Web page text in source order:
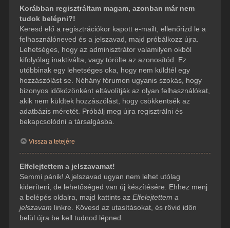
Korábban regisztráltam magam, azonban már nem
tudok belépni?!
Keresd elő a regisztrációkor kapott e-mailt, ellenőrizd le a
felhasználóneved és a jelszavad, majd próbálkozz újra.
Lehetséges, hogy az adminisztrátor valamilyen okból
kifolyólag inaktiválta, vagy törölte az azonosítód. Ez
utóbbinak egy lehetséges oka, hogy nem küldtél egy
hozzászólást se. Néhány fórumon ugyanis szokás, hogy
bizonyos időközönként eltávolítják az olyan felhasználókat,
akik nem küldtek hozzászólást, hogy csökkentsék az
adatbázis méretét. Próbálj meg újra regisztrálni és
bekapcsolódni a társalgásba.
Vissza a tetejére
Elfelejtettem a jelszavamat!
Semmi pánik! A jelszavad ugyan nem lehet utólag
kideríteni, de lehetőséged van új készítésére. Ehhez menj
a belépés oldalra, majd kattints az Elfelejtettem a
jelszavam linkre. Kövesd az utasításokat, és rövid időn
belül újra be kell tudnod lépned.